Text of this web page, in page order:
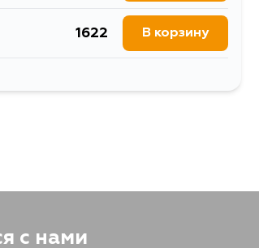
1622 В корзину
с нами